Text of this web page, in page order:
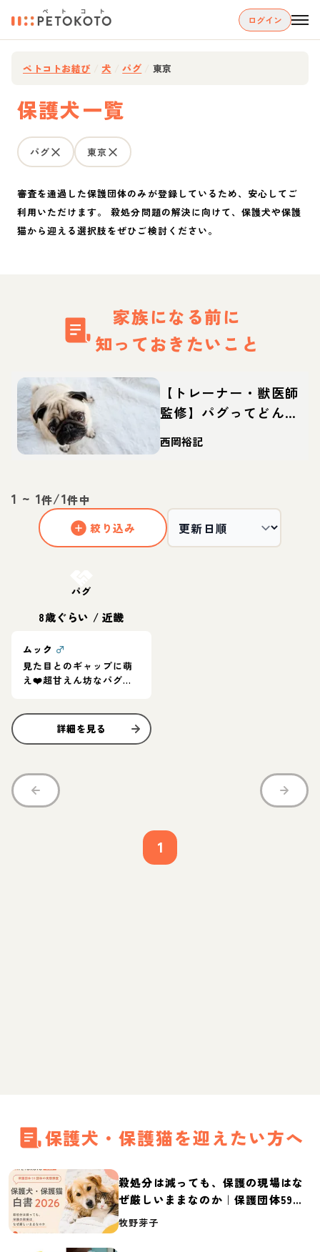
ログイン
ペトコトお結び 犬 パグ 東京
保護犬一覧
パグ 東京
審査を通過した保護団体のみが登録しているため、安心してご
利用いただけます。 殺処分問題の解決に向けて、保護犬や保護
猫から迎える選択肢をぜひご検討ください。
家族になる前に
知っておきたいこと
【トレーナー・獣医師
監修】パグってどんな
犬？性格・特徴・育て
方・迎え方
西岡裕記
1 ~ 1件/1件中
絞り込み
パグ
8歳ぐらい / 近畿
ムック ♂
見た目とのギャップに萌
え❤️超甘えん坊なパグく
詳細を見る
1
保護犬・保護猫を迎えたい方へ
殺処分は減っても、保護の現場はな
ぜ厳しいままなのか｜保護団体59団
体の実態調査【保護犬・保護猫白書
牧野芽子